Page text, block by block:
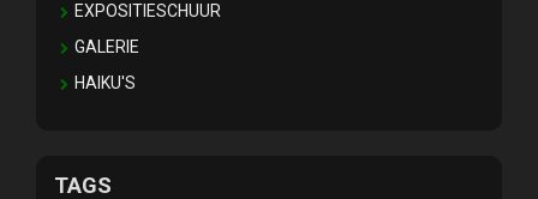
EXPOSITIESCHUUR
GALERIE
HAIKU'S
TAGS